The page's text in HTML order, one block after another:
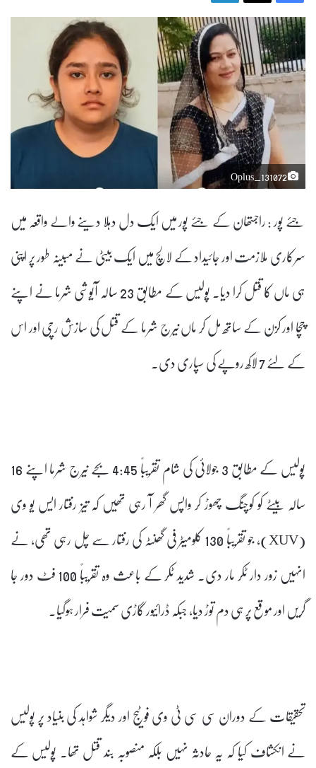
Oplus_131072
جئے پور : راجستھان کے جئے پور میں ایک دل دہلا دینے والے واقعہ میں
سرکاری ملازمت اور جائیداد کے لالچ میں ایک بیٹی نے مبینہ طور پر اپنی
ہی ماں کا قتل کرا دیا۔ پولیس کے مطابق 23 سالہ آیوشی شرما نے اپنے
چچا اور کزن کے ساتھ مل کر ماں نیرج شرما کے قتل کی سازش رچی اور اس
کے لئے 7 لاکھ روپے کی سپاری دی۔
پولیس کے مطابق 3 جولائی کی شام تقریباً 4:45 بجے نیرج شرما اپنے 16
سالہ بیٹے کو کوچنگ چھوڑ کر واپس گھر آ رہی تھیں کہ تیز رفتار ایس یو وی
(XUV)، جو تقریباً 130 کلومیٹر فی گھنٹہ کی رفتار سے چل رہی تھی، نے
انہیں زور دار ٹکر مار دی۔ شدید ٹکر کے باعث وہ تقریباً 100 فٹ دور جا
گریں اور موقع پر ہی دم توڑ دیا، جبکہ ڈرائیور گاڑی سمیت فرار ہوگیا۔
تحقیقات کے دوران سی سی ٹی وی فوٹیج اور دیگر شواہد کی بنیاد پر پولیس
نے انکشاف کیا کہ یہ حادثہ نہیں بلکہ منصوبہ بند قتل تھا۔ پولیس کے